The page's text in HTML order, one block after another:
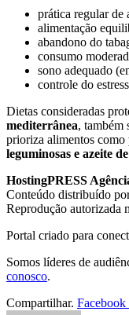
prática regular de
alimentação
abandono do
consumo
sono adequado
controle do
Dietas consideradas
mediterrânea, também
prioriza alimentos como
leguminosas e azeite
HostingPRESS
Conteúdo distribuído
Reprodução autorizada
Portal criado para
Somos líderes de
conosco.
Compartilhar. Facebook